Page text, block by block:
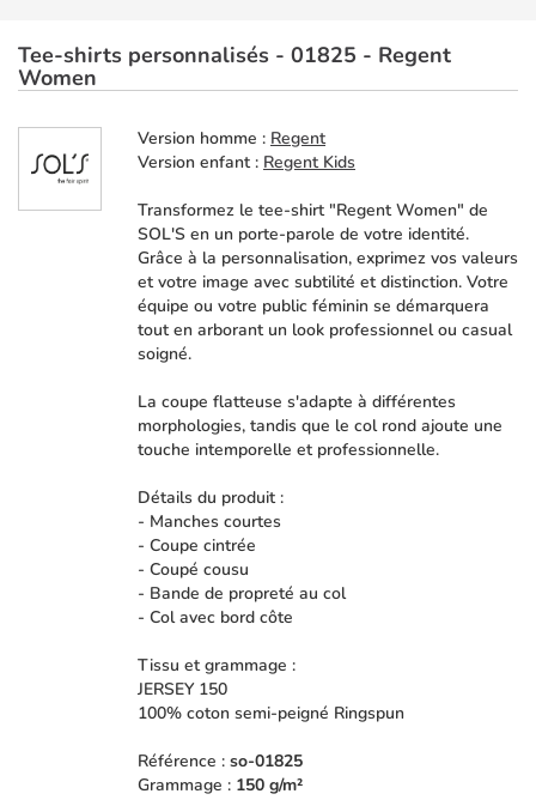
Tee-shirts personnalisés - 01825 - Regent
Women
Version homme : Regent
Version enfant : Regent Kids
Transformez le tee-shirt "Regent Women" de
SOL'S en un porte-parole de votre identité.
Grâce à la personnalisation, exprimez vos valeurs
et votre image avec subtilité et distinction. Votre
équipe ou votre public féminin se démarquera
tout en arborant un look professionnel ou casual
soigné.
La coupe flatteuse s'adapte à différentes
morphologies, tandis que le col rond ajoute une
touche intemporelle et professionnelle.
Détails du produit :
- Manches courtes
- Coupe cintrée
- Coupé cousu
- Bande de propreté au col
- Col avec bord côte
Tissu et grammage :
JERSEY 150
100% coton semi-peigné Ringspun
Référence : so-01825
Grammage : 150 g/m²